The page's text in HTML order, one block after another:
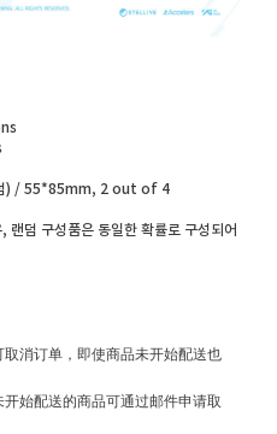
) / 55*85mm, 2 out of 4
랜덤 구성품은 동일한 확률로 구성되어
消订单，即使商品未开始配送也
始配送的商品可通过邮件申请取